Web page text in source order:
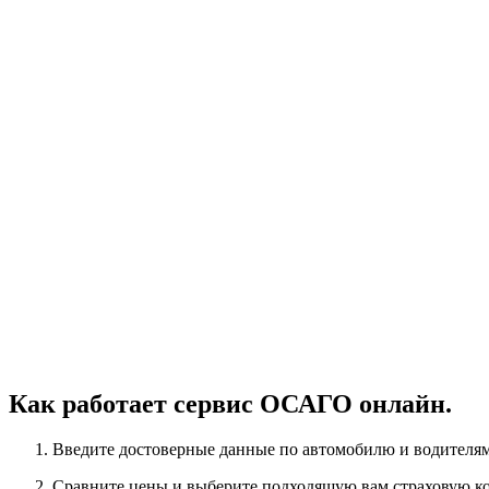
Как работает сервис ОСАГО онлайн.
Введите достоверные данные по автомобилю и